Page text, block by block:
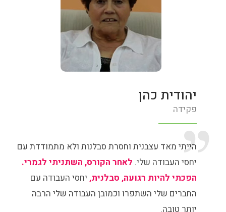
יהודית כהן
פקידה
הייתי מאד עצבנית וחסרת סבלנות ולא מתמודדת עם
יחסי העבודה שלי. לאחר הקורס, השתניתי לגמרי.
הפכתי להיות רגועה, סבלנית, יחסי העבודה עם
החברים שלי השתפרו וכמובן העבודה שלי הרבה
יותר טובה.